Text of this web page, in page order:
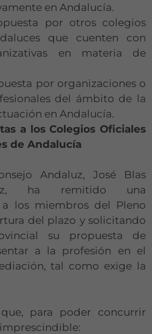
en Andalucía.
por otros colegios
que cuenten con
en materia de
por organizaciones o
del ámbito de la
en Andalucía.
a los Colegios Oficiales
de Andalucía
Andaluz, José Blas
ha remitido una
los miembros del Pleno
del plazo y solicitando
su propuesta de
a la profesión en el
tal como exige la
para poder concurrir